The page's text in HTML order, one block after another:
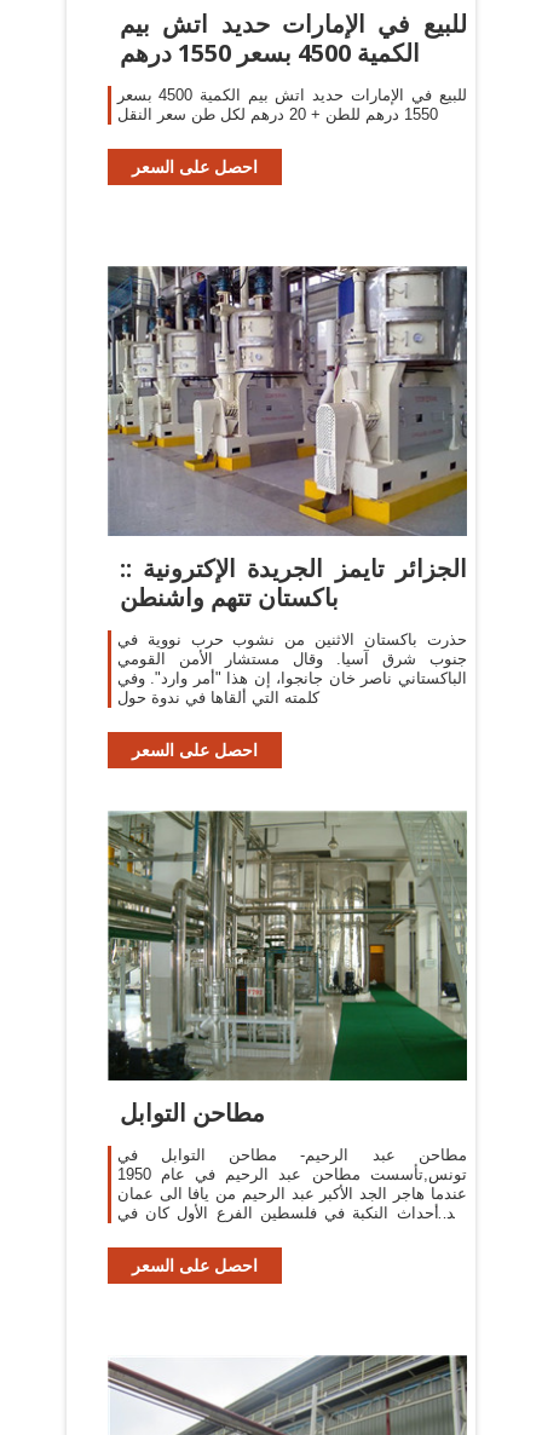
للبيع في الإمارات حديد اتش بيم
الكمية 4500 بسعر 1550 درهم
للبيع في الإمارات حديد اتش بيم الكمية 4500 بسعر
1550 درهم للطن + 20 درهم لكل طن سعر النقل
احصل على السعر
الجزائر تايمز الجريدة الإكترونية ::
باكستان تتهم واشنطن
حذرت باكستان الاثنين من نشوب حرب نووية في
جنوب شرق آسيا. وقال مستشار الأمن القومي
الباكستاني ناصر خان جانجوا، إن هذا "أمر وارد". وفي
كلمته التي ألقاها في ندوة حول
احصل على السعر
مطاحن التوابل
مطاحن عبد الرحيم- مطاحن التوابل في
تونس,تأسست مطاحن عبد الرحيم في عام 1950
عندما هاجر الجد الأكبر عبد الرحيم من يافا الى عمان
بعد أحداث النكبة في فلسطين الفرع الأول كان في
احصل على السعر